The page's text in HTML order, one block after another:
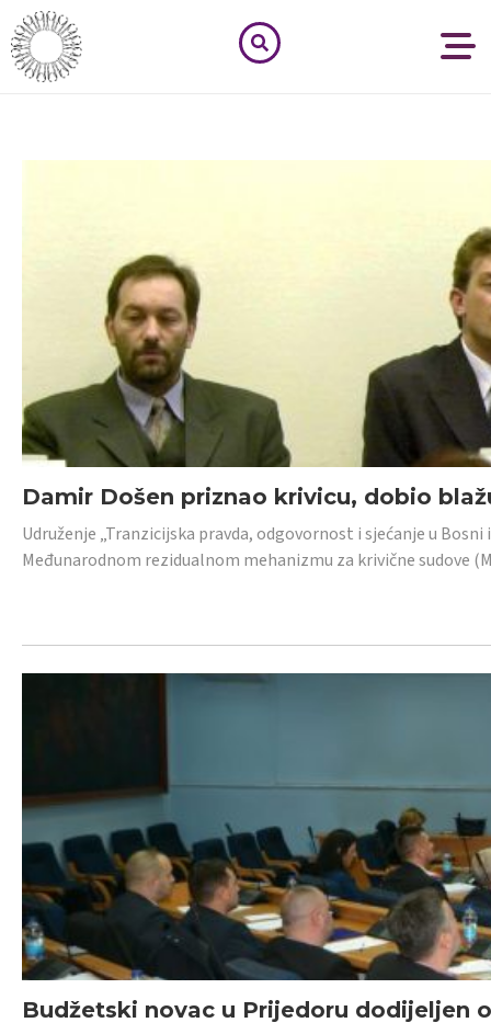
Damir Došen priznao krivicu, dobio
Udruženje „Tranzicijska pravda, odgovornost i sjećanje u
Međunarodnom rezidualnom mehanizmu za krivične sudove
Budžetski novac u Prijedoru dodijeljen